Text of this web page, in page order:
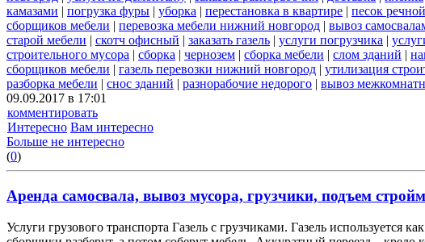
камазами | погрузка фуры | уборка | перестановка в квартире | песок речной
сборщиков мебели | перевозка мебели нижний новгород | вывоз
старой мебели | скотч офисный | заказать газель | услуги погрузчика |
строительного мусора | сборка | чернозем | сборка мебели | слом зданий |
сборщиков мебели | газель перевозки нижний новгород | утилизация
разборка мебели | снос зданий | разнорабочие недорого | вывоз
09.09.2017 в 17:01
комментировать
Интересно Вам интересно
Больше не интересно
(0)
Аренда самосвала, вывоз мусора, грузчики, подъем
Услуги грузового транспорта Газель с грузчиками. Газель используется